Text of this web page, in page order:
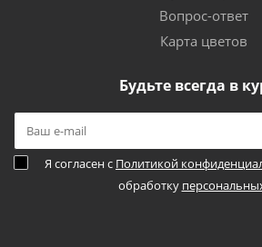
Вопрос-ответ
Карта цветов
Будьте всегда в
Я согласен с Политикой
обработку